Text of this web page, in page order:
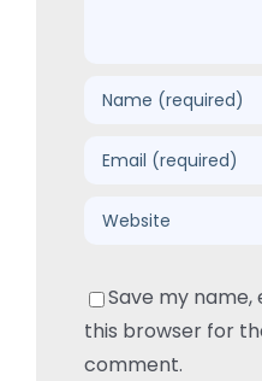
Save my name,
this browser for
comment.